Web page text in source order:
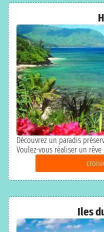
Découvrez un paradis
Voulez-vous réaliser un rêve
Iles